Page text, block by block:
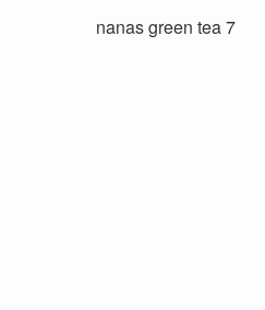
nanas green tea 7